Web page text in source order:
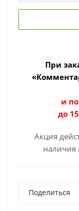
При
и
до
Акция
наличия
Поделиться